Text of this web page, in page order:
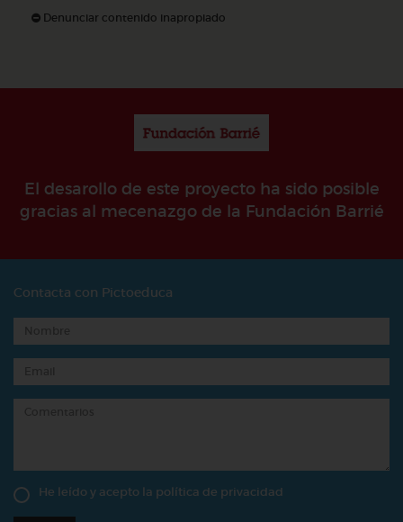
Denunciar contenido inapropiado
El desarollo de este proyecto ha sido posible
gracias al mecenazgo de la Fundación Barrié
Contacta con Pictoeduca
He leído y acepto la política de privacidad